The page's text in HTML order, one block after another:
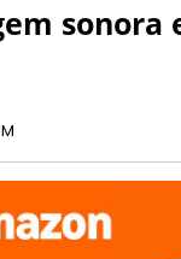
sonora